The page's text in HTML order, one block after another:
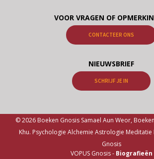
VOOR VRAGEN OF
CONTACTEER ONS
NIEUWSBRIEF
SCHRIJF JE IN
© 2026 Boeken Gnosis Samael Aun Weor,
Khu. Psychologie Alchemie Astrologie
Gnosis
VOPUS Gnosis - Biografieën